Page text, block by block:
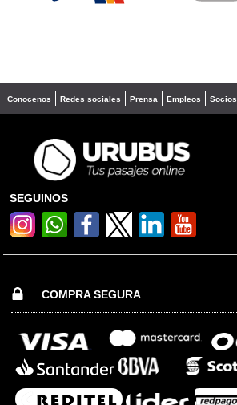
Conocenos Redes sociales Prensa Empleos Socios
SEGUINOS
COMPRA SEGURA